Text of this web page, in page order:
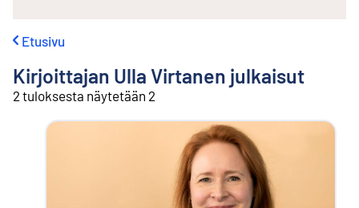
Etusivu
Kirjoittajan Ulla Virtanen julkaisut
2 tuloksesta näytetään 2